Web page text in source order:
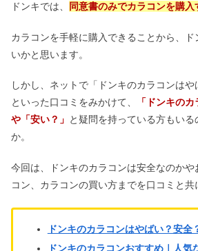
ドンキでは、 同意書のみでカラコンを購入
カラコンを手軽に購入できることから、
いかと思います。
しかし、ネットで「ドンキのカラコンはや
といった口コミをみかけて、
「ドンキの
や「安い？」 と疑問を持っている方もいる
か。
今回は、ドンキのカラコンは安全なのかや
コン、カラコンの買い方までを口コミと共
ドンキのカラコンはやばい？安全
ドンキのカラコンおすすめ｜人気